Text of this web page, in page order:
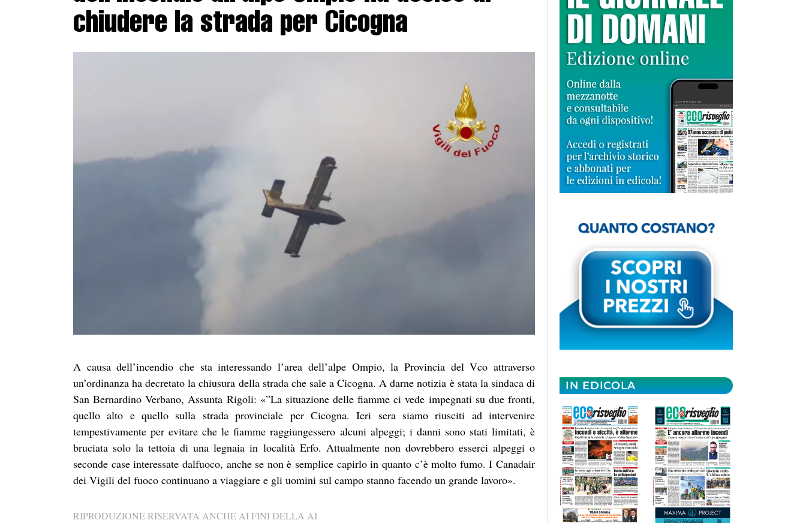
chiudere la strada per Cicogna
A causa dell’incendio che sta interessando l’area dell’alpe Ompio, la Provincia del Vco attraverso
un’ordinanza ha decretato la chiusura della strada che sale a Cicogna. A darne notizia è stata la sindaca di
San Bernardino Verbano, Assunta Rigoli: «”La situazione delle fiamme ci vede impegnati su due fronti,
quello alto e quello sulla strada provinciale per Cicogna. Ieri sera siamo riusciti ad intervenire
tempestivamente per evitare che le fiamme raggiungessero alcuni alpeggi; i danni sono stati limitati, è
bruciata solo la tettoia di una legnaia in località Erfo. Attualmente non dovrebbero esserci alpeggi o
seconde case interessate dalfuoco, anche se non è semplice capirlo in quanto c’è molto fumo. I Canadair
dei Vigili del fuoco continuano a viaggiare e gli uomini sul campo stanno facendo un grande lavoro».
RIPRODUZIONE RISERVATA ANCHE AI FINI DELLA AI
IN EDICOLA